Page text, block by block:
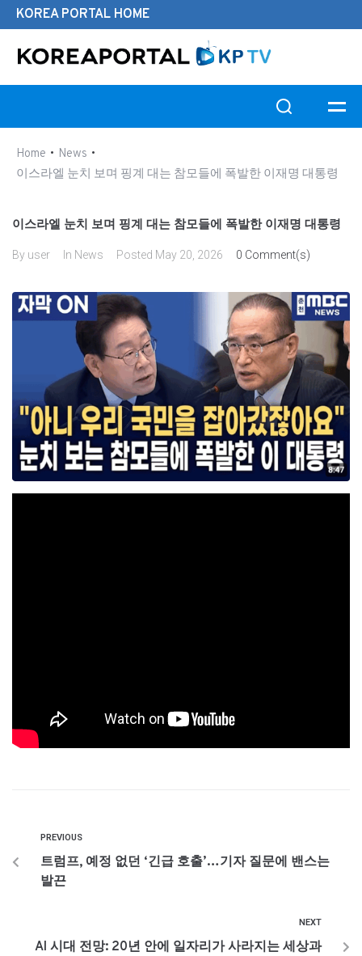
KOREA PORTAL HOME
Home • News •
이스라엘 눈치 보며 핑계 대는 참모들에 폭발한 이재명 대통령
이스라엘 눈치 보며 핑계 대는 참모들에 폭발한 이재명 대통령
By user In News Posted May 20, 2026 0 Comment(s)
PREVIOUS
트럼프, 예정 없던 ‘긴급 호출’…기자 질문에 밴스는
발끈
NEXT
AI 시대 전망: 20년 안에 일자리가 사라지는 세상과